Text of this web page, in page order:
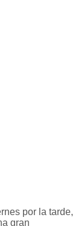
por la tarde,
gran